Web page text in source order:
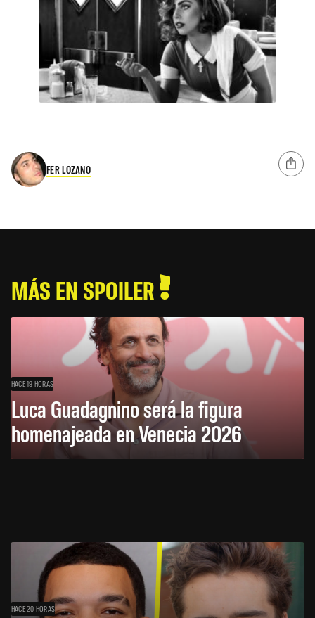
FER LOZANO
MÁS EN SPOILER
HACE 19 HORAS
Luca Guadagnino será la figura
homenajeada en Venecia 2026
HACE 20 HORAS